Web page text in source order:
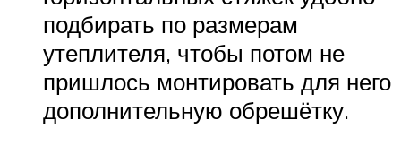
подбирать по размерам
утеплителя, чтобы потом не
пришлось монтировать для него
дополнительную обрешётку.